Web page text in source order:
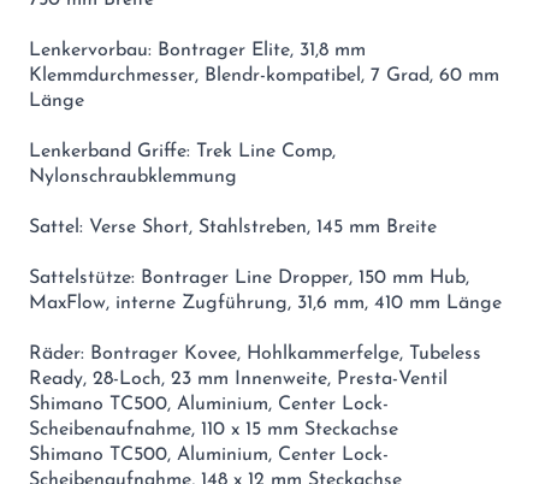
Lenkervorbau: Bontrager Elite, 31,8 mm
Klemmdurchmesser, Blendr-kompatibel, 7 Grad, 60 mm
Länge
Lenkerband Griffe: Trek Line Comp,
Nylonschraubklemmung
Sattel: Verse Short, Stahlstreben, 145 mm Breite
Sattelstütze: Bontrager Line Dropper, 150 mm Hub,
MaxFlow, interne Zugführung, 31,6 mm, 410 mm Länge
Räder: Bontrager Kovee, Hohlkammerfelge, Tubeless
Ready, 28-Loch, 23 mm Innenweite, Presta-Ventil
Shimano TC500, Aluminium, Center Lock-
Scheibenaufnahme, 110 x 15 mm Steckachse
Shimano TC500, Aluminium, Center Lock-
Scheibenaufnahme, 148 x 12 mm Steckachse